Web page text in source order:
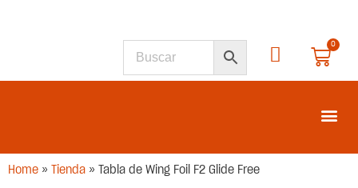
0
Home » Tienda » Tabla de Wing Foil F2 Glide Free